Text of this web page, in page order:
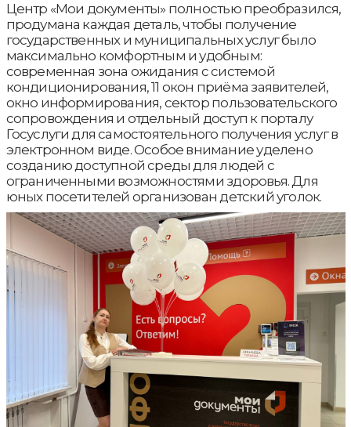
Центр «Мои документы» полностью преобразился,
продумана каждая деталь, чтобы получение
государственных и муниципальных услуг было
максимально комфортным и удобным:
современная зона ожидания с системой
кондиционирования, 11 окон приёма заявителей,
окно информирования, сектор пользовательского
сопровождения и отдельный доступ к порталу
Госуслуги для самостоятельного получения услуг в
электронном виде. Особое внимание уделено
созданию доступной среды для людей с
ограниченными возможностями здоровья. Для
юных посетителей организован детский уголок.